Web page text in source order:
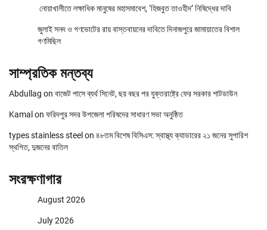
নোয়াখালীতে লক্ষাধিক মানুষের মহাসমাবেশ, ‘হিজবুত তাওহীদ’ নিষিদ্ধের দাবি
জুলাই সনদ ও গণভোটের রায় বাস্তবায়নের দাবিতে দিনাজপুরে জামায়াতের বিশাল
গণমিছিল
সাম্প্রতিক মন্তব্য
Abdullag on বাজেট পাসে ব্যর্থ সিনেট, ছয় বছর পর যুক্তরাষ্ট্রে ফের সরকার শাটডাউন
Kamal on ফরিদপুর সদর উপজেলা পরিষদের সাধারণ সভা অনুষ্ঠিত
types stainless steel on ৪৮তম বিশেষ বিসিএস: স্বাস্থ্য ক্যাডারের ২১ জনের সুপারিশ
স্থগিত, দুজনের বাতিল
সংরক্ষণাগার
August 2026
July 2026